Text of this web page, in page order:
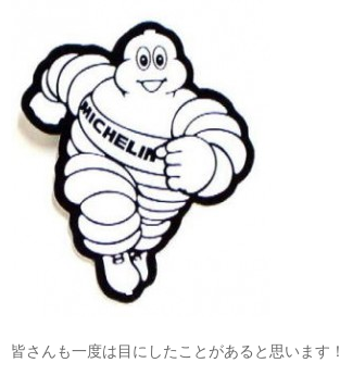
皆さんも一度は目にしたことがあると思います！